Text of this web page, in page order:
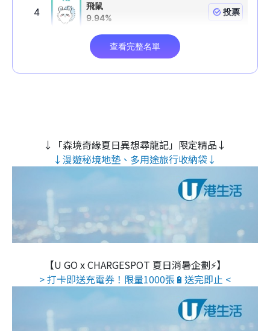
↓「森境奇緣夏日異想尋龍記」限定精品↓
↓漫遊秘境地墊、多用途旅行收納袋↓
【U GO x CHARGESPOT 夏日消暑企劃⚡】
> 打卡即送充電券！限量1000張🔋送完即止 <